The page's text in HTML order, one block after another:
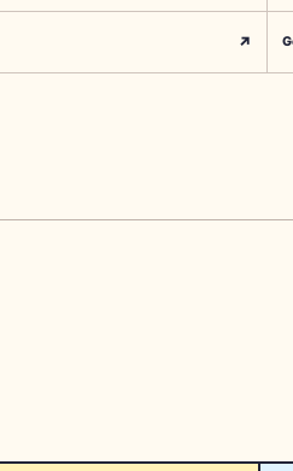
↗